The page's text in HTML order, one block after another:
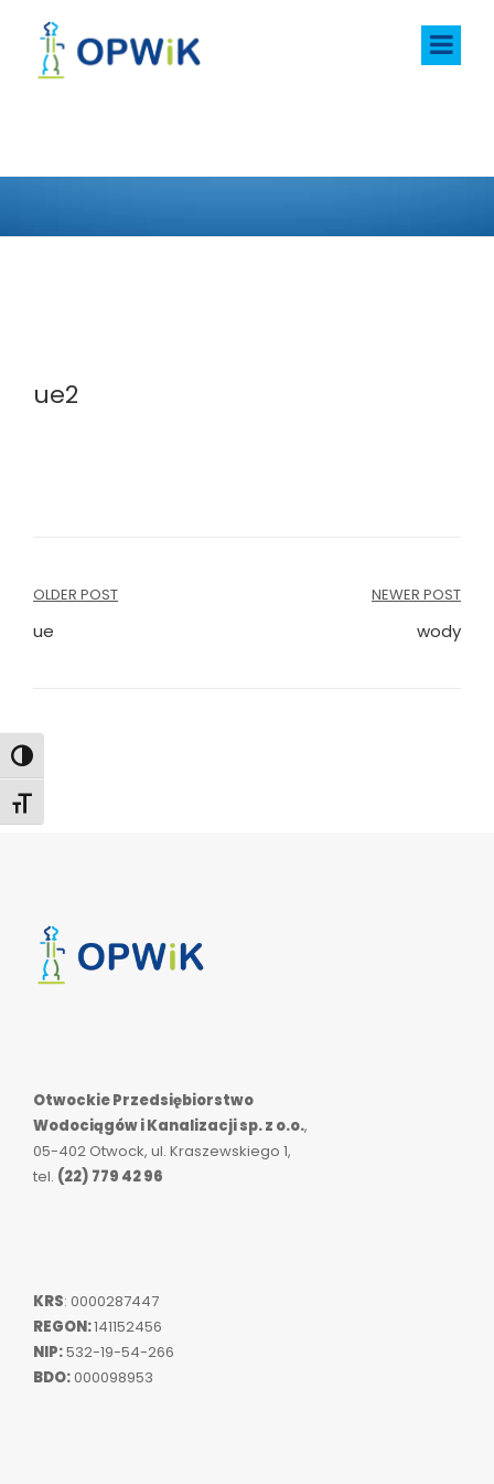
Toggle High Contrast
Toggle Font size
ue2
Nawigacja
wpisu
OLDER POST
ue
NEWER POST
wody
Otwockie Przedsiębiorstwo
Wodociągów i Kanalizacji sp. z o.o.,
05-402 Otwock, ul. Kraszewskiego 1,
tel. (22) 779 42 96
KRS: 0000287447
REGON:141152456
NIP:532-19-54-266
BDO:000098953